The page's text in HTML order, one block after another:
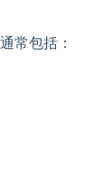
常包括：